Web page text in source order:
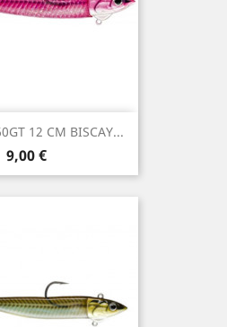
12 CM BISCAY...
Precio
9,00 €